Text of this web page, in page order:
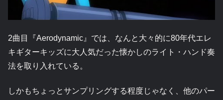
2曲目『Aerodynamic』では、なんと大々的に80年代エレ
キギターキッズに大人気だった懐かしのライト・ハンド奏
法を取り入れている。
しかもちょっとサンプリングする程度じゃなく、他のパー